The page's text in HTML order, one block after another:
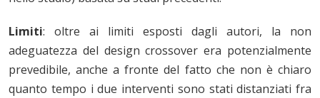
Limiti: oltre ai limiti esposti dagli autori, la non
adeguatezza del design crossover era potenzialmente
prevedibile, anche a fronte del fatto che non è chiaro
quanto tempo i due interventi sono stati distanziati fra